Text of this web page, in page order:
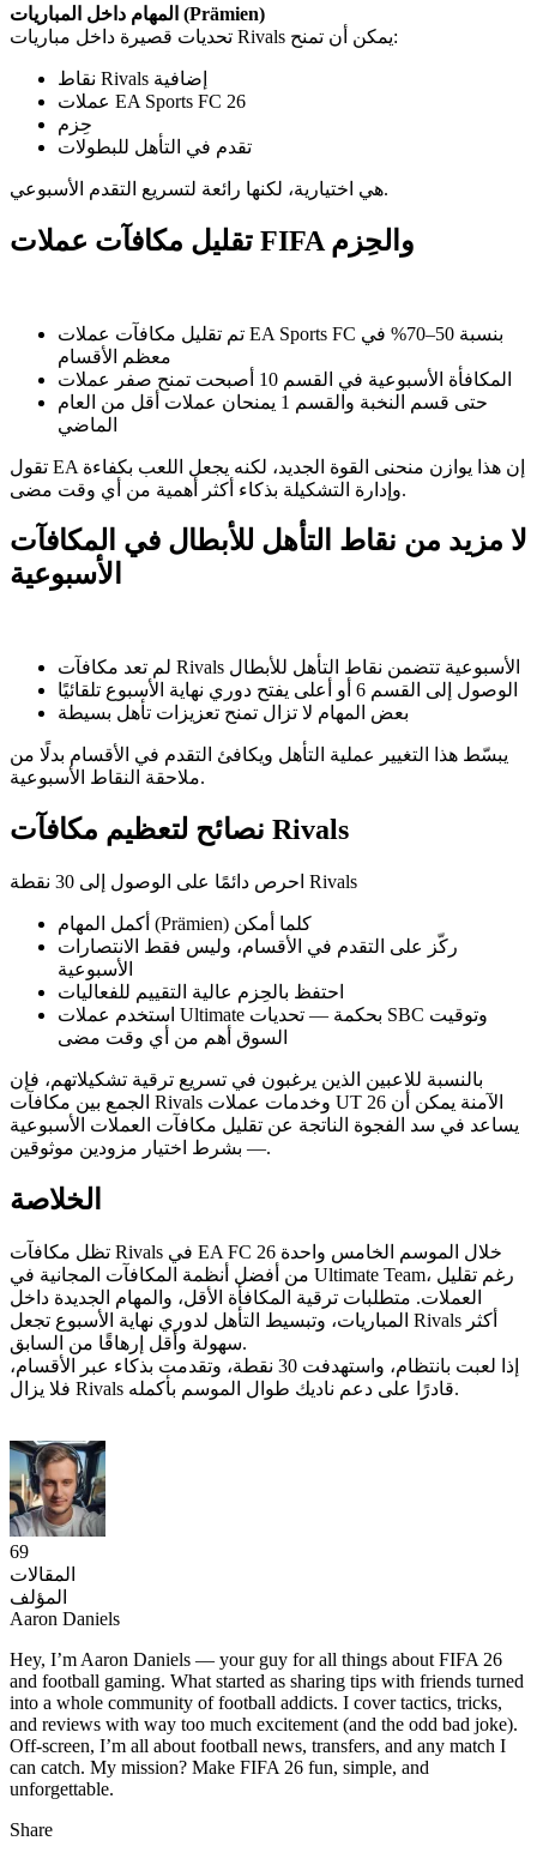
المهام داخل المباريات (Prämien)
تحديات قصيرة داخل مباريات Rivals يمكن أن تمنح:
نقاط Rivals إضافية
عملات EA Sports FC 26
حِزم
تقدم في التأهل للبطولات
هي اختيارية، لكنها رائعة لتسريع التقدم الأسبوعي.
تقليل مكافآت عملات FIFA والحِزم
تم تقليل مكافآت عملات EA Sports FC بنسبة 50–70% في
معظم الأقسام
المكافأة الأسبوعية في القسم 10 أصبحت تمنح صفر عملات
حتى قسم النخبة والقسم 1 يمنحان عملات أقل من العام
الماضي
تقول EA إن هذا يوازن منحنى القوة الجديد، لكنه يجعل اللعب بكفاءة
وإدارة التشكيلة بذكاء أكثر أهمية من أي وقت مضى.
لا مزيد من نقاط التأهل للأبطال في المكافآت
الأسبوعية
لم تعد مكافآت Rivals الأسبوعية تتضمن نقاط التأهل للأبطال
الوصول إلى القسم 6 أو أعلى يفتح دوري نهاية الأسبوع تلقائيًا
بعض المهام لا تزال تمنح تعزيزات تأهل بسيطة
يبسّط هذا التغيير عملية التأهل ويكافئ التقدم في الأقسام بدلًا من
ملاحقة النقاط الأسبوعية.
نصائح لتعظيم مكافآت Rivals
احرص دائمًا على الوصول إلى 30 نقطة Rivals
أكمل المهام (Prämien) كلما أمكن
ركّز على التقدم في الأقسام، وليس فقط الانتصارات
الأسبوعية
احتفظ بالحِزم عالية التقييم للفعاليات
استخدم عملات Ultimate بحكمة — تحديات SBC وتوقيت
السوق أهم من أي وقت مضى
بالنسبة للاعبين الذين يرغبون في تسريع ترقية تشكيلاتهم، فإن
الجمع بين مكافآت Rivals وخدمات عملات UT 26 الآمنة يمكن أن
يساعد في سد الفجوة الناتجة عن تقليل مكافآت العملات الأسبوعية
— بشرط اختيار مزودين موثوقين.
الخلاصة
تظل مكافآت Rivals في EA FC 26 خلال الموسم الخامس واحدة
من أفضل أنظمة المكافآت المجانية في Ultimate Team، رغم تقليل
العملات. متطلبات ترقية المكافأة الأقل، والمهام الجديدة داخل
المباريات، وتبسيط التأهل لدوري نهاية الأسبوع تجعل Rivals أكثر
سهولة وأقل إرهاقًا من السابق.
إذا لعبت بانتظام، واستهدفت 30 نقطة، وتقدمت بذكاء عبر الأقسام،
فلا يزال Rivals قادرًا على دعم ناديك طوال الموسم بأكمله.
69
المقالات
المؤلف
Aaron Daniels
Hey, I’m Aaron Daniels — your guy for all things about FIFA 26
and football gaming. What started as sharing tips with friends turned
into a whole community of football addicts. I cover tactics, tricks,
and reviews with way too much excitement (and the odd bad joke).
Off-screen, I’m all about football news, transfers, and any match I
can catch. My mission? Make FIFA 26 fun, simple, and
unforgettable.
Share